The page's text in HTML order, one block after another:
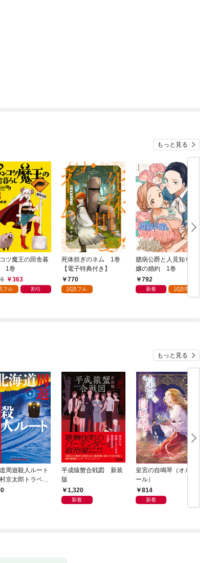
もっと見る
ツ魔王の田舎暮
1巻
363
フル 割引
死体担ぎのネム 1巻
【電子特典付き】
770
試読フル
臆病公爵と人見知り令
嬢の婚約 1巻
792
新着 試読増量
もっと見る
周遊殺人ルート
京太郎トラベル
リー・セレクシ
平成猿蟹合戦図 新装
版
1,320
新着
皇宮の自鳴琴（オルゴ
ール）
814
新着